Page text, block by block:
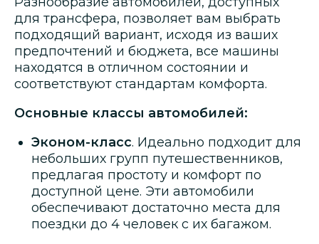
для трансфера, позволяет вам выбрать
подходящий вариант, исходя из ваших
предпочтений и бюджета, все машины
находятся в отличном состоянии и
соответствуют стандартам комфорта.
Основные классы автомобилей:
Эконом-класс. Идеально подходит для
небольших групп путешественников,
предлагая простоту и комфорт по
доступной цене. Эти автомобили
обеспечивают достаточно места для
поездки до 4 человек с их багажом.